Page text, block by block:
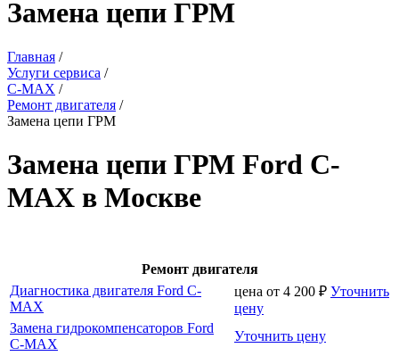
Замена цепи ГРМ
Главная /
Услуги сервиса /
C-MAX /
Ремонт двигателя /
Замена цепи ГРМ
Замена цепи ГРМ Ford C-
MAX в Москве
Ремонт двигателя
Диагностика двигателя Ford C-
MAX
цена от 4 200 ₽ Уточнить
цену
Замена гидрокомпенсаторов Ford
C-MAX
Уточнить цену